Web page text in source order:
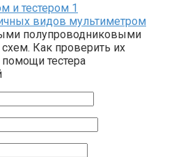
и тестером 1
видов мультиметром
полупроводниковыми
Как проверить их
тестера